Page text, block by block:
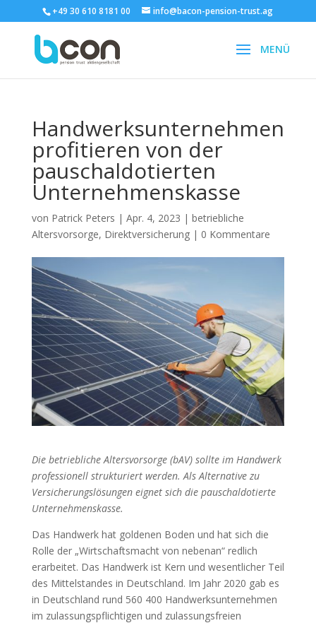
+49 30 610 8181 00 info@bacon-pension-trust.ag
Handwerksunternehmen
profitieren von der
pauschaldotierten
Unternehmenskasse
von Patrick Peters | Apr. 4, 2023 | betriebliche
Altersvorsorge, Direktversicherung| 0 Kommentare
Die betriebliche Altersvorsorge (bAV) sollte im Handwerk
professionell strukturiert werden. Als Alternative zu
Versicherungslösungen eignet sich die pauschaldotierte
Unternehmenskasse.
Das Handwerk hat goldenen Boden und hat sich die
Rolle der „Wirtschaftsmacht von nebenan“ redlich
erarbeitet. Das Handwerk ist Kern und wesentlicher Teil
des Mittelstandes in Deutschland. Im Jahr 2020 gab es
in Deutschland rund 560 400 Handwerksunternehmen
im zulassungspflichtigen und zulassungsfreien